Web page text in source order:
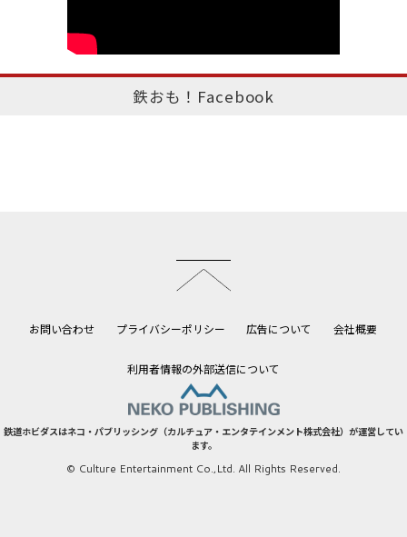
鉄おも！Facebook
お問い合わせ プライバシーポリシー 広告について 会社概要
利用者情報の外部送信について
鉄道ホビダスはネコ・パブリッシング（カルチュア・エンタテインメント株式会社）が運営してい
ます。
© Culture Entertainment Co.,Ltd. All Rights Reserved.